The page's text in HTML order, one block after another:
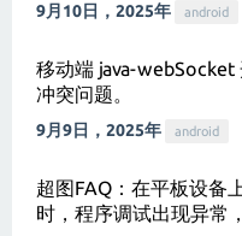
9月10日，2025年 android
移动端 java-
冲突问题。
9月9日，2025年 android
超图FAQ：在平板设备
时，程序调试出现异常